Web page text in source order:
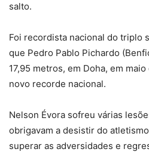
salto.
Foi recordista nacional do triplo
que Pedro Pablo Pichardo
17,95 metros, em Doha, em
novo recorde nacional.
Nelson Évora sofreu várias
obrigavam a desistir do
superar as adversidades e